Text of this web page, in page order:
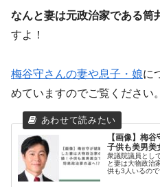
なんと妻は元政治家である筒
すよ！
梅谷守さんの妻や息子・娘に
めていますのでご覧ください
【画像】梅
子供も美男美
衆議院議員とし
と妻は大物政治
供も3人いるの